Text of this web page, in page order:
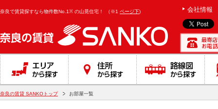
奈良で賃貸探すなら物件数No.1※ の山晃住宅！ （※1 ページ下) 会社情報
奈良の賃貸 SANKOトップ お部屋一覧